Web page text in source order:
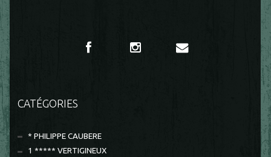
CATÉGORIES
* PHILIPPE CAUBERE
1 ***** VERTIGINEUX